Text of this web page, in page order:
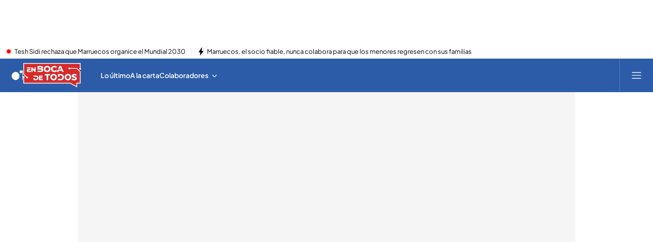
Tesh Sidi rechaza que Marruecos organice el Mundial 2030 Marruecos, el socio fiable, nunca colabora para que los menores regresen con sus familias
Lo últimoA la cartaColaboradores